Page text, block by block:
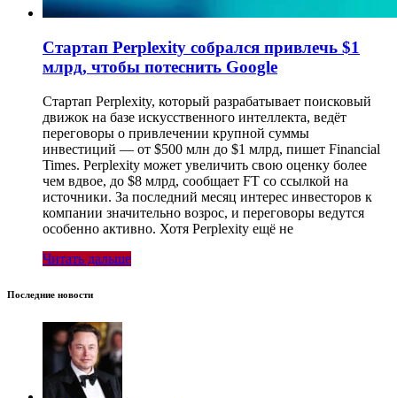
Стартап Perplexity собрался привлечь $1
млрд, чтобы потеснить Google
Стартап Perplexity, который разрабатывает поисковый
движок на базе искусственного интеллекта, ведёт
переговоры о привлечении крупной суммы
инвестиций — от $500 млн до $1 млрд, пишет Financial
Times. Perplexity может увеличить свою оценку более
чем вдвое, до $8 млрд, сообщает FT со ссылкой на
источники. За последний месяц интерес инвесторов к
компании значительно возрос, и переговоры ведутся
особенно активно. Хотя Perplexity ещё не
Читать дальше
Последние новости